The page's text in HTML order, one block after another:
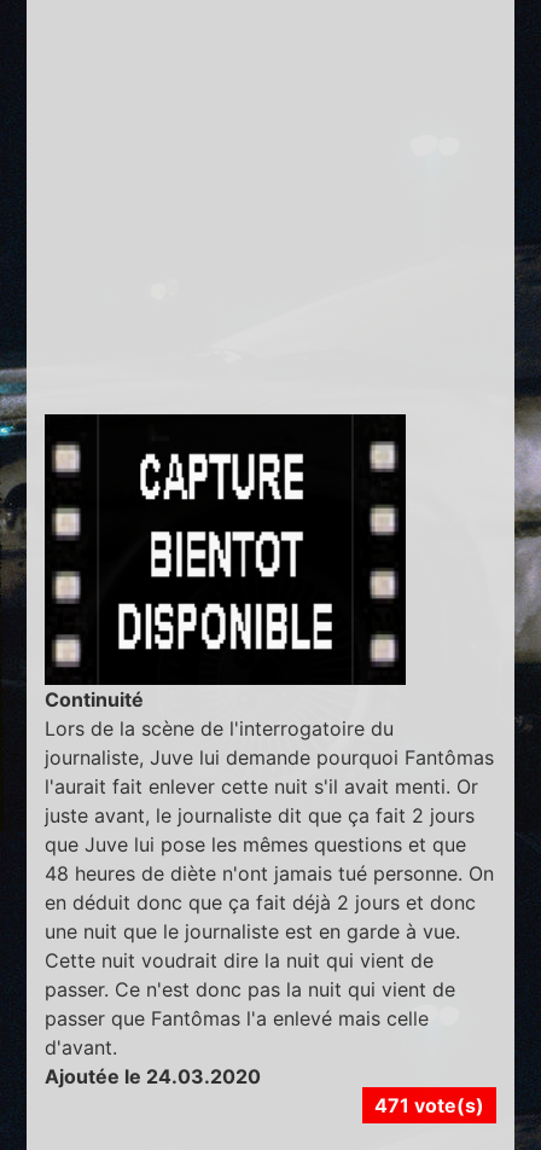
Continuité
Lors de la scène de l'interrogatoire du
journaliste, Juve lui demande pourquoi Fantômas
l'aurait fait enlever cette nuit s'il avait menti. Or
juste avant, le journaliste dit que ça fait 2 jours
que Juve lui pose les mêmes questions et que
48 heures de diète n'ont jamais tué personne. On
en déduit donc que ça fait déjà 2 jours et donc
une nuit que le journaliste est en garde à vue.
Cette nuit voudrait dire la nuit qui vient de
passer. Ce n'est donc pas la nuit qui vient de
passer que Fantômas l'a enlevé mais celle
d'avant.
Ajoutée le 24.03.2020
471 vote(s)